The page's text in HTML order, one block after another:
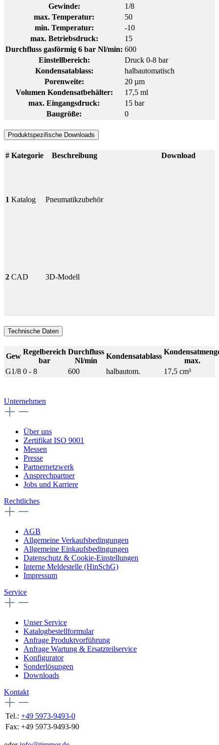
Gewinde:
1/8
max. Temperatur:
50
min. Temperatur:
-10
max. Betriebsdruck:
15
Durchfluss gasförmig 6 bar Nl/min: 600
Einstellbereich:
Druck 0-8 bar
Kondensatablass:
halbautomatisch
Porenweite:
20 µm
Volumen Kondensatbehälter:
17,5 ml
max. Eingangsdruck:
15 bar
Baugröße:
0
Produktspezifische Downloads
# Kategorie Beschreibung Download
1 Katalog Pneumatikzubehör
2 CAD 3D-Modell
Technische Daten
Gew
Regelbereich
bar
Durchfluss
Nl/min
Kondensatablass
max.
G1/8 0 - 8 600 halbautom. 17,5 cm³
Unternehmen
Über uns
Zertifikat ISO 9001
Messen
Presse
Partnernetzwerk
Ansprechpartner
Jobs und Karriere
Rechtliches
AGB
Allgemeine Verkaufsbedingungen
Allgemeine Einkaufsbedingungen
Datenschutz & Cookie-Einstellungen
Interne Meldestelle (HinSchG)
Impressum
Service
Unser Service
Katalogbestellformular
Anfrage Produktvorführung
Anfrage Wartung & Ersatzteilservice
Konfigurator
Sonderlösungen
Downloads
Kontakt
Tel.: +49 5973-9493-0
Fax: +49 5973-9493-90